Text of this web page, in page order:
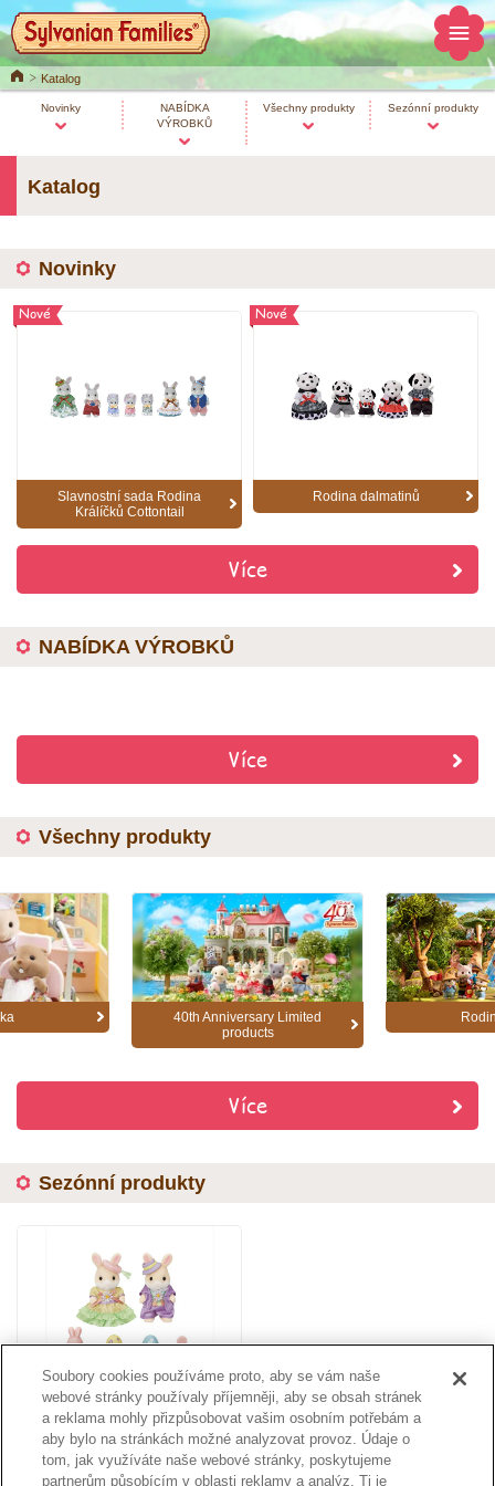
HomeKatalog
Novinky
NABÍDKA
VÝROBKŮ
Všechny produkty Sezónní produkty
Katalog
Novinky
Nové
Slavnostní sada Rodina
Králíčků Cottontail
Nové
Rodina dalmatinů
Více
NABÍDKA VÝROBKŮ
Více
Všechny produkty
40th Anniversary Limited
products
Více
Sezónní produkty
Easter Celebration Set
Více
Soubory cookies používáme proto, aby se vám naše
webové stránky používaly příjemněji, aby se obsah stránek
a reklama mohly přizpůsobovat vašim osobním potřebám a
aby bylo na stránkách možné analyzovat provoz. Údaje o
tom, jak využíváte naše webové stránky, poskytujeme
partnerům působícím v oblasti reklamy a analýz. Ti je